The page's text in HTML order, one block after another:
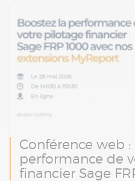
Conférence web
performance de
financier Sage